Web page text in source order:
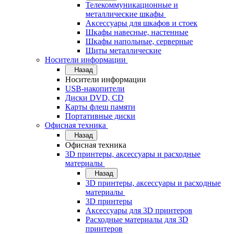
Телекоммуникационные и
металлические шкафы
Аксессуары для шкафов и стоек
Шкафы навесные, настенные
Шкафы напольные, серверные
Щиты металлические
Носители информации
Назад
Носители информации
USB-накопители
Диски DVD, CD
Карты флеш памяти
Портативные диски
Офисная техника
Назад
Офисная техника
3D принтеры, аксессуары и расходные
материалы
Назад
3D принтеры, аксессуары и расходные
материалы
3D принтеры
Аксессуары для 3D принтеров
Расходные материалы для 3D
принтеров